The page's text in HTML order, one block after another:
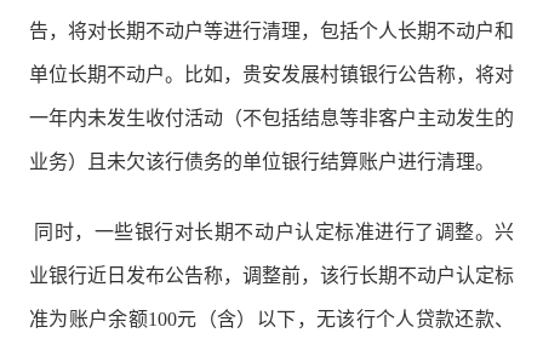
告，将对长期不动户等进行清理，包括个人长期不动户和
单位长期不动户。比如，贵安发展村镇银行公告称，将对
一年内未发生收付活动（不包括结息等非客户主动发生的
业务）且未欠该行债务的单位银行结算账户进行清理。
同时，一些银行对长期不动户认定标准进行了调整。兴
业银行近日发布公告称，调整前，该行长期不动户认定标
准为账户余额100元（含）以下，无该行个人贷款还款、